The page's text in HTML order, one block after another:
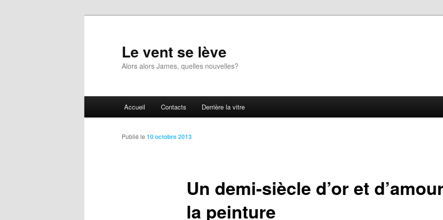
Le vent se lève
Alors alors James, quelles nouvelles?
Accueil Contacts Derrière la vitre
Un demi-siècle d’or et
la peinture
Publié le 10 octobre 2013